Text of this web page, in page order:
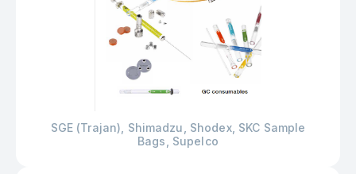
SGE (Trajan), Shimadzu, Shodex, SKC Sample
Bags, Supelco